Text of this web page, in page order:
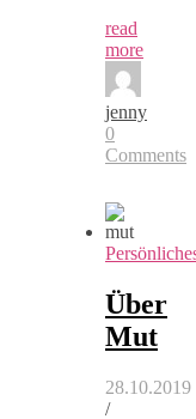
read
more
jenny
0
Comments
Über
Mut
28.10.2019
/